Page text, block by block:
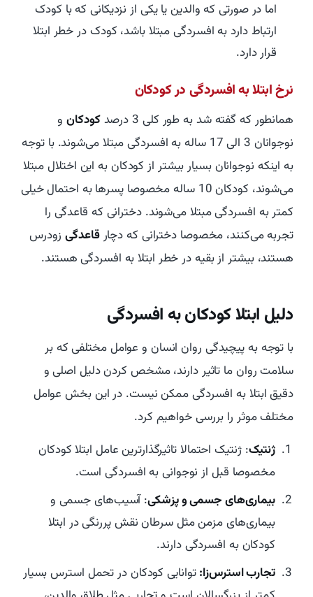
اما در صورتی که والدین یا یکی از نزدیکانی که با کودک
ارتباط دارد به افسردگی مبتلا باشد، کودک در خطر ابتلا
قرار دارد.
نرخ ابتلا به افسردگی در کودکان
همانطور که گفته شد به طور کلی 3 درصد کودکانو
نوجوانان 3 الی 17 ساله به افسردگی مبتلا می‌شوند. با توجه
به اینکه نوجوانان بسیار بیشتر از کودکان به این اختلال مبتلا
می‌شوند، کودکان 10 ساله مخصوصا پسرها به احتمال خیلی
کمتر به افسردگی مبتلا می‌شوند. دخترانی که قاعدگی را
تجربه می‌کنند، مخصوصا دخترانی که دچارقاعدگیزودرس
هستند، بیشتر از بقیه در خطر ابتلا به افسردگی هستند.
دلیل ابتلا کودکان به افسردگی
با توجه به پیچیدگی روان انسان و عوامل مختلفی که بر
سلامت روان ما تاثیر دارند، مشخص کردن دلیل اصلی و
دقیق ابتلا به افسردگی ممکن نیست. در این بخش عوامل
مختلف موثر را بررسی خواهیم کرد.
ژنتیک: ژنتیک احتمالا تاثیرگذارترین عامل ابتلا کودکان
مخصوصا قبل از نوجوانی به افسردگی است.
بیماری‌های جسمی و پزشکی: آسیب‌های جسمی و
بیماری‌های مزمن مثل سرطان نقش پررنگی در ابتلا
کودکان به افسردگی دارند.
تجارب استرس‌زا:توانایی کودکان در تحمل استرس بسیار